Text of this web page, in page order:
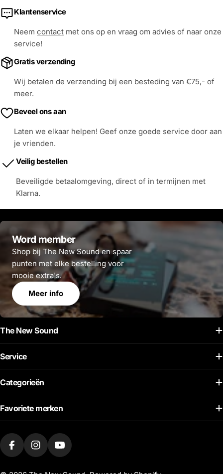
Klantenservice
Neem contact met ons op en vraag om advies of naar onze
service!
Gratis verzending
Wij betalen de verzending bij een besteding van €75,- of
meer.
Beveel ons aan
Laten we elkaar helpen! Geef onze goede service door aan
je vrienden.
Veilig bestellen
Beveiligde betaalomgeving, direct of in termijnen met
Klarna.
Word member
Shop bij The New Sound en spaar
punten met elke bestelling voor
mooie extra's.
Meer info
The New Sound
Service
Categorieën
Favoriete merken
FacebookInstagramYoutube